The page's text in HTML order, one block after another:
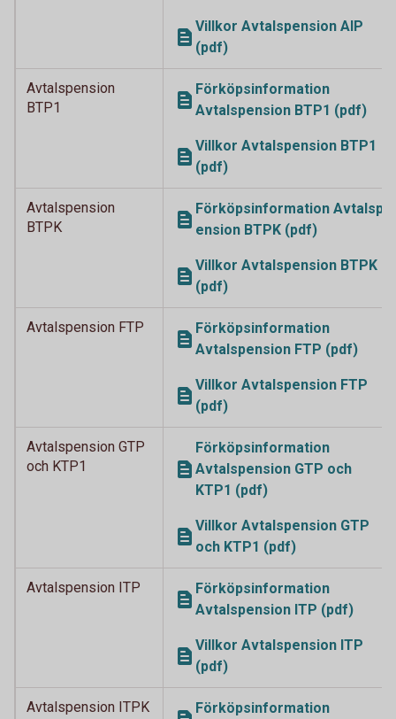
Villkor Avtalspension AIP
(pdf)
Avtalspension
BTP1
Förköpsinformation
Avtalspension BTP1 (pdf)
Villkor Avtalspension BTP1
(pdf)
Avtalspension
BTPK
Förköpsinformation Avtalsp
ension BTPK (pdf)
Villkor Avtalspension BTPK
(pdf)
Avtalspension FTP
Förköpsinformation
Avtalspension FTP (pdf)
Villkor Avtalspension FTP
(pdf)
Avtalspension GTP
och KTP1
Förköpsinformation
Avtalspension GTP och
KTP1 (pdf)
Villkor Avtalspension GTP
och KTP1 (pdf)
Avtalspension ITP
Förköpsinformation
Avtalspension ITP (pdf)
Villkor Avtalspension ITP
(pdf)
Avtalspension ITPK
Förköpsinformation